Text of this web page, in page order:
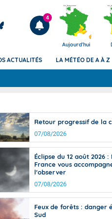
Articles
4
Aujourd'hui
de
Phénomènes
Avertissement pluies
des communes (Apic)
Bulletins Marine
Bulletins d'estimation
d'avalanche
Météo des forêts
Vigicrues
ACTUALITÉS LA MÉTÉO DE A À Z
Retour progressif de la
07/08/2026
Éclipse du 12 août 2026 :
France vous
l'observer
07/08/2026
Feux de forêts : danger
Sud